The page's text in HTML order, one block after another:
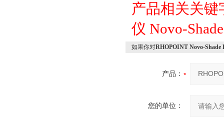
产品相关关
仪 Novo-
如果你对RHOPOINT Novo-Shade
产品：
您的单位：